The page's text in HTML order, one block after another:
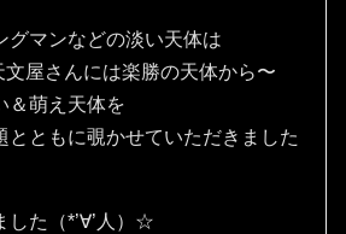
グマンなどの淡い天体は
文屋さんには楽勝の天体から〜
＆萌え天体を
とともに覗かせていただきました
した（*’∀’人）☆